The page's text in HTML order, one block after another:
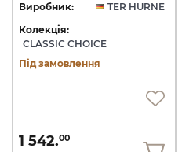
Виробник:
TER HURNE
Колекція:
CLASSIC CHOICE
Під замовлення
1 542.00